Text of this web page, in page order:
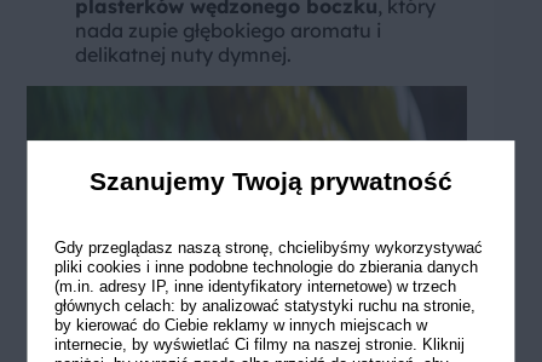
plasterków wędzonego boczku, który
nada zupie głębokiego aromatu i
delikatnej nuty dymnej.
Szanujemy Twoją prywatność
Gdy przeglądasz naszą stronę, chcielibyśmy wykorzystywać
pliki cookies i inne podobne technologie do zbierania danych
(m.in. adresy IP, inne identyfikatory internetowe) w trzech
głównych celach: by analizować statystyki ruchu na stronie,
by kierować do Ciebie reklamy w innych miejscach w
internecie, by wyświetlać Ci filmy na naszej stronie. Kliknij